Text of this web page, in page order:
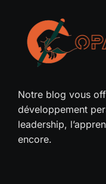
Notre blog vous
développement
leadership,
encore.